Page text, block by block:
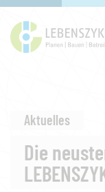
Aktuelles
Die